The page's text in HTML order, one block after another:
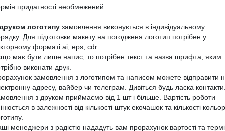
придатності необмежений.
логотипу замовлення виконується в індивідуальному
Для підготовки макету на погодженя логотип потрібен у
форматі ai, eps, cdr
має бути лише напис, то потрібен текст та назва шрифта, яким
виконати друк.
замовлення з логотипом та написом можете відправити
адресу, вайбер чи телеграм. Дивіться будь ласка
з друком приймаємо від 1 шт і більше. Вартість роботи
в залежності від кількості штук екочашок та кількості
менеджери з радістю нададуть вам прорахунок вартості та